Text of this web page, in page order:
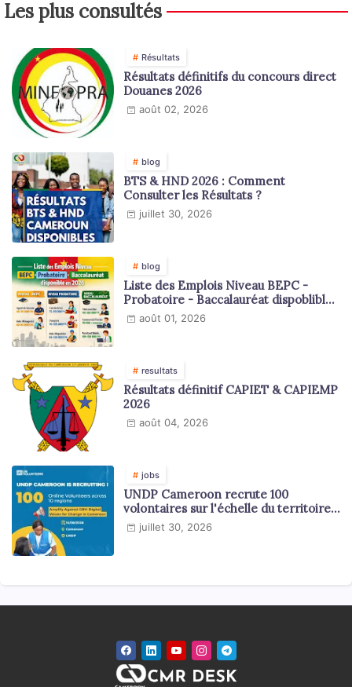
Les plus consultés
Résultats
Résultats définitifs du concours direct
Douanes 2026
août 02, 2026
blog
BTS & HND 2026 : Comment
Consulter les Résultats ?
juillet 30, 2026
blog
Liste des Emplois Niveau BEPC -
Probatoire - Baccalauréat dispoblible
en 2026
août 01, 2026
resultats
Résultats définitif CAPIET & CAPIEMP
2026
août 04, 2026
jobs
UNDP Cameroon recrute 100
volontaires sur l'échelle du territoire
national
juillet 30, 2026